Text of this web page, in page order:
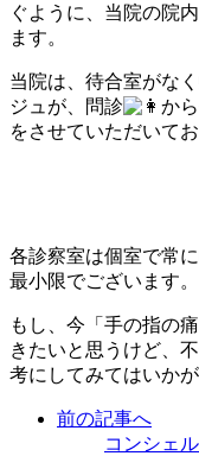
ぐように、 当院の院
ます。
当院は、待合室がな
ジュが、問診
か
をさせていただいてお
各診察室は個室で常
最小限でございます。
もし、今「手の指の
きたいと思うけど、
考にしてみてはいか
前の記事へ
コンシェ